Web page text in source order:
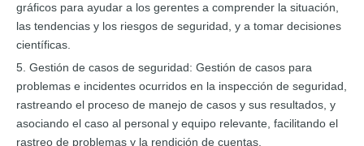
gráficos para ayudar a los gerentes a comprender la situación,
las tendencias y los riesgos de seguridad, y a tomar decisiones
científicas.
5. Gestión de casos de seguridad: Gestión de casos para
problemas e incidentes ocurridos en la inspección de seguridad,
rastreando el proceso de manejo de casos y sus resultados, y
asociando el caso al personal y equipo relevante, facilitando el
rastreo de problemas y la rendición de cuentas.